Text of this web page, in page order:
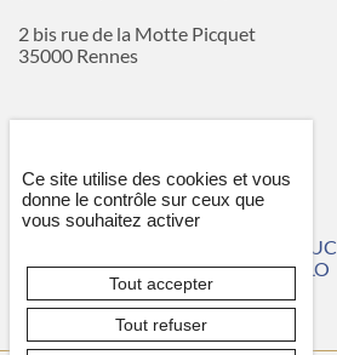
2 bis rue de la Motte Picquet
35000 Rennes
LAVAL
SAINT-BRIEUC
SAINT-MALO
Ce site utilise des cookies et vous
donne le contrôle sur ceux que
vous souhaitez activer
Tout accepter
Tout refuser